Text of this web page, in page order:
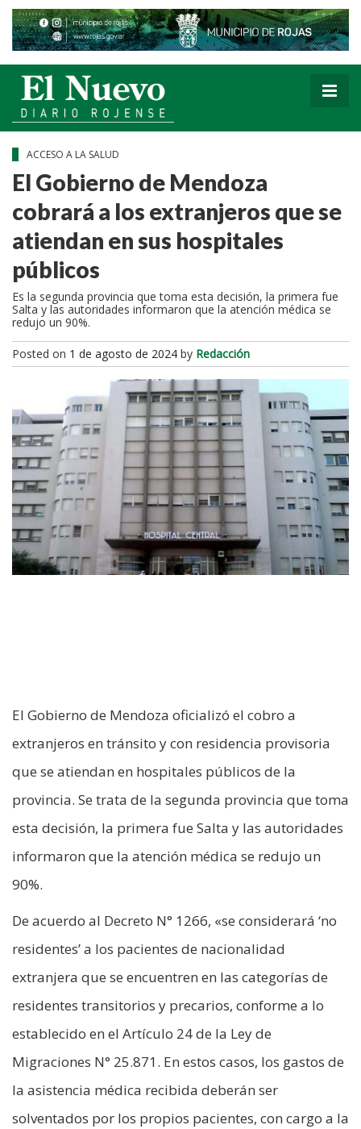
ACCESO A LA SALUD
El Gobierno de Mendoza
cobrará a los extranjeros que se
atiendan en sus hospitales
públicos
Es la segunda provincia que toma esta decisión, la primera fue
Salta y las autoridades informaron que la atención médica se
redujo un 90%.
Posted on 1 de agosto de 2024 by Redacción
El Gobierno de Mendoza oficializó el cobro a
extranjeros en tránsito y con residencia provisoria
que se atiendan en hospitales públicos de la
provincia. Se trata de la segunda provincia que toma
esta decisión, la primera fue Salta y las autoridades
informaron que la atención médica se redujo un
90%.
De acuerdo al Decreto N° 1266, «se considerará ‘no
residentes’ a los pacientes de nacionalidad
extranjera que se encuentren en las categorías de
residentes transitorios y precarios, conforme a lo
establecido en el Artículo 24 de la Ley de
Migraciones N° 25.871. En estos casos, los gastos de
la asistencia médica recibida deberán ser
solventados por los propios pacientes, con cargo a la